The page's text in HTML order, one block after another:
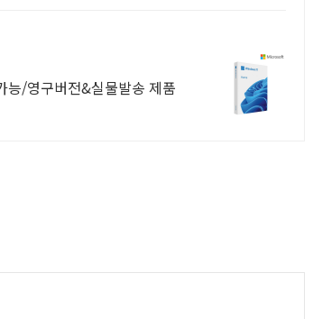
능/영구버전&실물발송 제품